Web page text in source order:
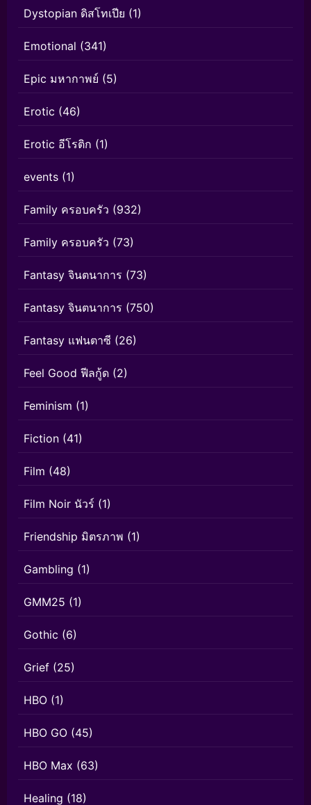
Dystopian ดิสโทเปีย (1)
Emotional (341)
Epic มหากาพย์ (5)
Erotic (46)
Erotic อีโรติก (1)
events (1)
Family ครอบครัว (932)
Family ครอบครัว (73)
Fantasy จินตนาการ (73)
Fantasy จินตนาการ (750)
Fantasy แฟนตาซี (26)
Feel Good ฟีลกู้ด (2)
Feminism (1)
Fiction (41)
Film (48)
Film Noir นัวร์ (1)
Friendship มิตรภาพ (1)
Gambling (1)
GMM25 (1)
Gothic (6)
Grief (25)
HBO (1)
HBO GO (45)
HBO Max (63)
Healing (18)